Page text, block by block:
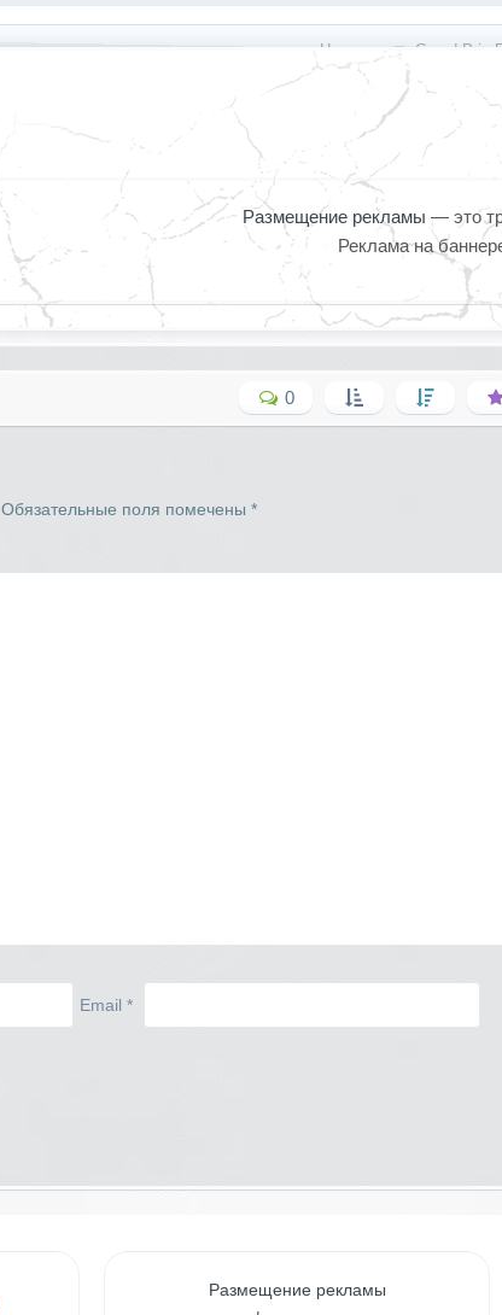
« Назад Grand Prix
Размещение рекламы — это
Реклама на
0
Обязательные поля помечены *
Email *
Размещение рекламы